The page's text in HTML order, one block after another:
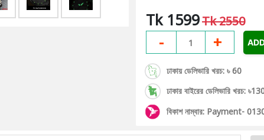
Tk 1599Tk 2550
- 1 +
ঢাকায় ডেলিভারি খরচ: ৳ 60
ঢাকার বাইরের ডেলিভারি খরচ:
বিকাশ নাম্বার: Payment-